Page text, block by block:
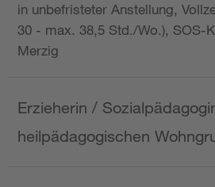
in unbefristeter Anstellung,
30 - max. 38,5 Std./Wo.), SOS-
Merzig
Erzieherin /
heilpädagogischen